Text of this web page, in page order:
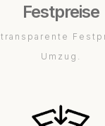
Festpreise
Umzug.